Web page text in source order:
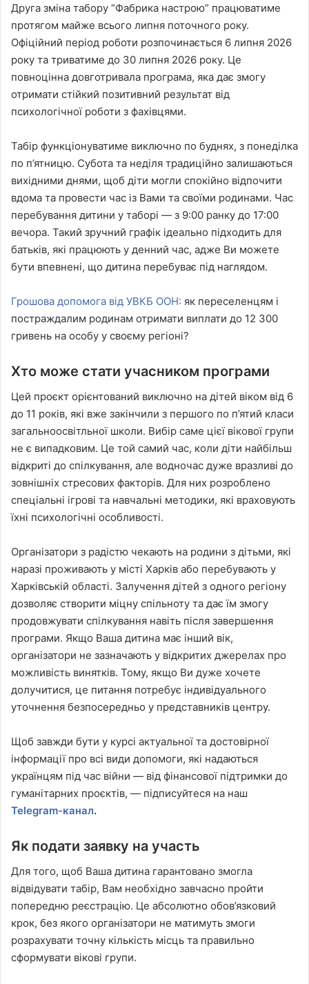
Друга зміна табору “Фабрика настрою” працюватиме
протягом майже всього липня поточного року.
Офіційний період роботи розпочинається 6 липня 2026
року та триватиме до 30 липня 2026 року. Це
повноцінна довготривала програма, яка дає змогу
отримати стійкий позитивний результат від
психологічної роботи з фахівцями.
Табір функціонуватиме виключно по буднях, з понеділка
по п’ятницю. Субота та неділя традиційно залишаються
вихідними днями, щоб діти могли спокійно відпочити
вдома та провести час із Вами та своїми родинами. Час
перебування дитини у таборі — з 9:00 ранку до 17:00
вечора. Такий зручний графік ідеально підходить для
батьків, які працюють у денний час, адже Ви можете
бути впевнені, що дитина перебуває під наглядом.
Грошова допомога від УВКБ ООН: як переселенцям і
постраждалим родинам отримати виплати до 12 300
гривень на особу у своєму регіоні?
Хто може стати учасником програми
Цей проєкт орієнтований виключно на дітей віком від 6
до 11 років, які вже закінчили з першого по п’ятий класи
загальноосвітльної школи. Вибір саме цієї вікової групи
не є випадковим. Це той самий час, коли діти найбільш
відкриті до спілкування, але водночас дуже вразливі до
зовнішніх стресових факторів. Для них розроблено
спеціальні ігрові та навчальні методики, які враховують
їхні психологічні особливості.
Організатори з радістю чекають на родини з дітьми, які
наразі проживають у місті Харків або перебувають у
Харківській області. Залучення дітей з одного регіону
дозволяє створити міцну спільноту та дає їм змогу
продовжувати спілкування навіть після завершення
програми. Якщо Ваша дитина має інший вік,
організатори не зазначають у відкритих джерелах про
можливість винятків. Тому, якщо Ви дуже хочете
долучитися, це питання потребує індивідуального
уточнення безпосередньо у представників центру.
Щоб завжди бути у курсі актуальної та достовірної
інформації про всі види допомоги, які надаються
українцям під час війни — від фінансової підтримки до
гуманітарних проєктів, — підписуйтеся на наш
Telegram-канал.
Як подати заявку на участь
Для того, щоб Ваша дитина гарантовано змогла
відвідувати табір, Вам необхідно завчасно пройти
попередню реєстрацію. Це абсолютно обов’язковий
крок, без якого організатори не матимуть змоги
розрахувати точну кількість місць та правильно
сформувати вікові групи.